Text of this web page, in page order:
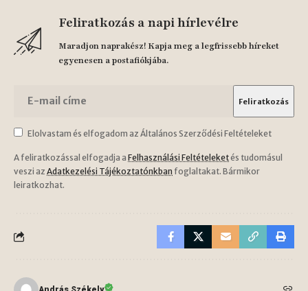
Feliratkozás a napi hírlevélre
Maradjon naprakész! Kapja meg a legfrissebb híreket
egyenesen a postafiókjába.
Elolvastam és elfogadom az Általános Szerződési Feltételeket
A feliratkozással elfogadja a Felhasználási Feltételeketés tudomásul
veszi az Adatkezelési Tájékoztatónkban foglaltakat. Bármikor
leiratkozhat.